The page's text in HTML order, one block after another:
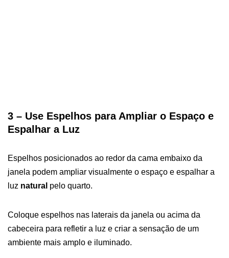
3 – Use Espelhos para Ampliar o Espaço e
Espalhar a Luz
Espelhos posicionados ao redor da cama embaixo da
janela podem ampliar visualmente o espaço e espalhar a
luz natural pelo quarto.
Coloque espelhos nas laterais da janela ou acima da
cabeceira para refletir a luz e criar a sensação de um
ambiente mais amplo e iluminado.